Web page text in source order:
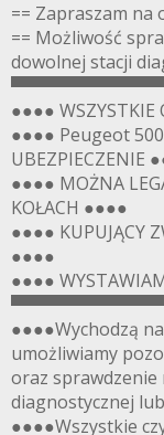
== Zapraszam na
== Możliwość
dowolnej stacji
●●●● WSZYSTKIE
●●●● Peugeot
UBEZPIECZENIE
●●●● MOŻNA
KOŁACH ●●●●
●●●● KUPUJĄCY
●●●●
●●●●
●●●●Wychodzą
umożliwiamy
oraz sprawdzenie
diagnostycznej
●●●●Wszystkie